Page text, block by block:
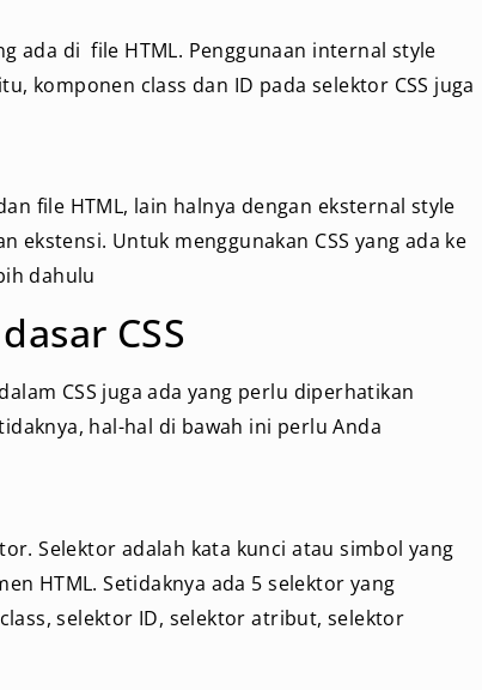
ada di file HTML. Penggunaan internal style
komponen class dan ID pada selektor CSS juga
file HTML, lain halnya dengan eksternal style
Untuk menggunakan CSS yang ada ke
dahulu
CSS
CSS juga ada yang perlu diperhatikan
hal-hal di bawah ini perlu Anda
Selektor adalah kata kunci atau simbol yang
HTML. Setidaknya ada 5 selektor yang
selektor ID, selektor atribut, selektor